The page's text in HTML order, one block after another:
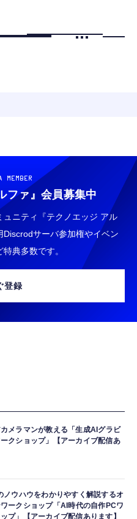
MEMBER
ファ』 会員募集中
ニティ『テクノエッジ アル
サーバ参加権やイベン
典多数です。
登録
メラマンが教える「生成AIグラビ
クショップ」【アーカイブ配信あ
ノウハウをわかりやすく解説するオ
ークショップ「AI時代の自作PCワ
プ」【アーカイブ配信あります】